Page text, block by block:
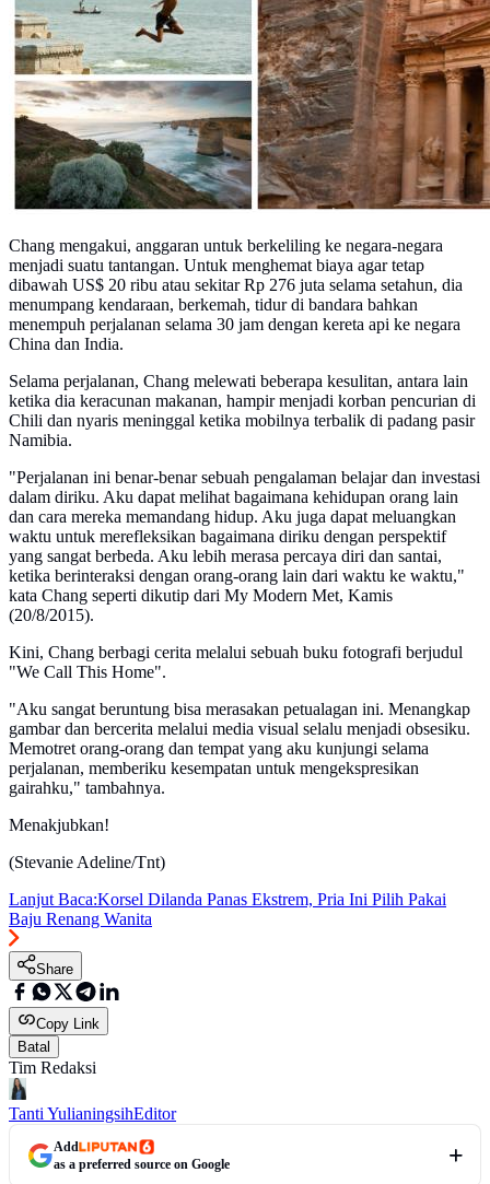
Chang mengakui, anggaran untuk berkeliling ke negara-negara
menjadi suatu tantangan. Untuk menghemat biaya agar tetap
dibawah US$ 20 ribu atau sekitar Rp 276 juta selama setahun, dia
menumpang kendaraan, berkemah, tidur di bandara bahkan
menempuh perjalanan selama 30 jam dengan kereta api ke negara
China dan India.
Selama perjalanan, Chang melewati beberapa kesulitan, antara lain
ketika dia keracunan makanan, hampir menjadi korban pencurian di
Chili dan nyaris meninggal ketika mobilnya terbalik di padang pasir
Namibia.
"Perjalanan ini benar-benar sebuah pengalaman belajar dan investasi
dalam diriku. Aku dapat melihat bagaimana kehidupan orang lain
dan cara mereka memandang hidup. Aku juga dapat meluangkan
waktu untuk merefleksikan bagaimana diriku dengan perspektif
yang sangat berbeda. Aku lebih merasa percaya diri dan santai,
ketika berinteraksi dengan orang-orang lain dari waktu ke waktu,"
kata Chang seperti dikutip dari My Modern Met, Kamis
(20/8/2015).
Kini, Chang berbagi cerita melalui sebuah buku fotografi berjudul
"We Call This Home".
"Aku sangat beruntung bisa merasakan petualagan ini. Menangkap
gambar dan bercerita melalui media visual selalu menjadi obsesiku.
Memotret orang-orang dan tempat yang aku kunjungi selama
perjalanan, memberiku kesempatan untuk mengekspresikan
gairahku," tambahnya.
Menakjubkan!
(Stevanie Adeline/Tnt)
Lanjut Baca:Korsel Dilanda Panas Ekstrem, Pria Ini Pilih Pakai
Baju Renang Wanita
Share
Copy Link
Batal
Tim Redaksi
Tanti YulianingsihEditor
Add
as a preferred source on Google